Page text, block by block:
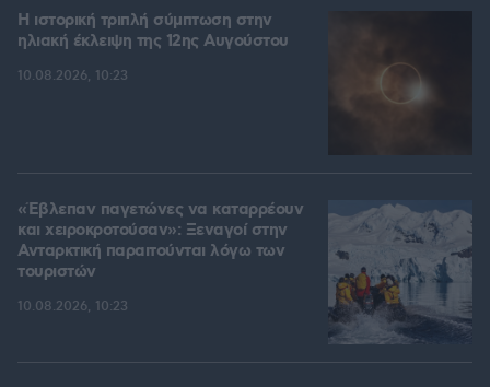
Η ιστορική τριπλή σύμπτωση στην
ηλιακή έκλειψη της 12ης Αυγούστου
10.08.2026, 10:23
«Έβλεπαν παγετώνες να καταρρέουν
και χειροκροτούσαν»: Ξεναγοί στην
Ανταρκτική παραιτούνται λόγω των
τουριστών
10.08.2026, 10:23